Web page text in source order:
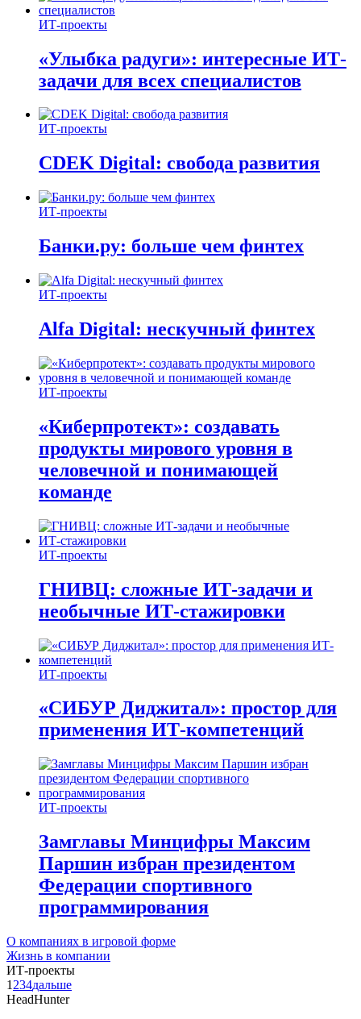
ИТ-проекты
«Улыбка радуги»: интересные ИТ-
задачи для всех специалистов
ИТ-проекты
CDEK Digital: свобода развития
ИТ-проекты
Банки.ру: больше чем финтех
ИТ-проекты
Alfa Digital: нескучный финтех
ИТ-проекты
«Киберпротект»: создавать
продукты мирового уровня в
человечной и понимающей
команде
ИТ-проекты
ГНИВЦ: сложные ИТ‑задачи и
необычные ИТ‑стажировки
ИТ-проекты
«СИБУР Диджитал»: простор для
применения ИТ-компетенций
ИТ-проекты
Замглавы Минцифры Максим
Паршин избран президентом
Федерации спортивного
программирования
О компаниях в игровой форме
Жизнь в компании
ИТ-проекты
1 234дальше
HeadHunter